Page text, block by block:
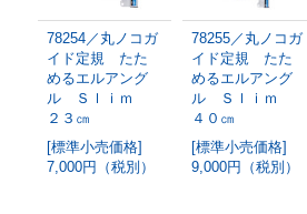
78254／丸ノコガ
イド定規 たた
めるエルアング
ル Ｓｌｉｍ
２３㎝
[標準小売価格]
7,000円（税別）
78255／丸ノコガ
イド定規 たた
めるエルアング
ル Ｓｌｉｍ
４０㎝
[標準小売価格]
9,000円（税別）